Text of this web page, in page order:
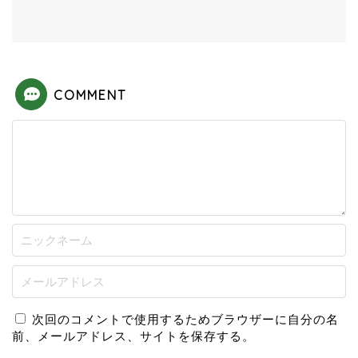
COMMENT
次回のコメントで使用するためブラウザーに自分の名
前、メールアドレス、サイトを保存する。